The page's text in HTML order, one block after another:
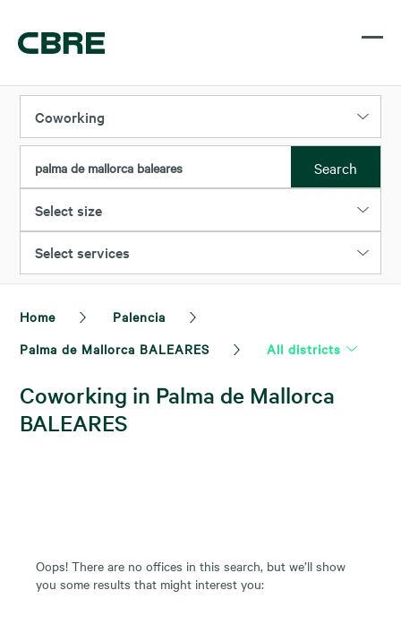
Coworking
palma de mallorca baleares Search
Select size
Select services
Home
Palencia
Palma de Mallorca BALEARES
All districts
Coworking in Palma de Mallorca
BALEARES
Oops! There are no offices in this search, but we’ll show
you some results that might interest you: